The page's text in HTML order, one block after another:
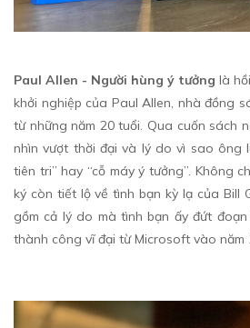
Paul Allen - Người hùng ý tưởng là
khởi nghiệp của Paul Allen, nhà đồng
từ những năm 20 tuổi. Qua cuốn sách
nhìn vượt thời đại và lý do vì sao ông
tiên tri” hay “cỗ máy ý tưởng”. Không
ký còn tiết lộ về tình bạn kỳ lạ của Bill
gồm cả lý do mà tình bạn ấy đứt
thành công vĩ đại từ Microsoft vào năm